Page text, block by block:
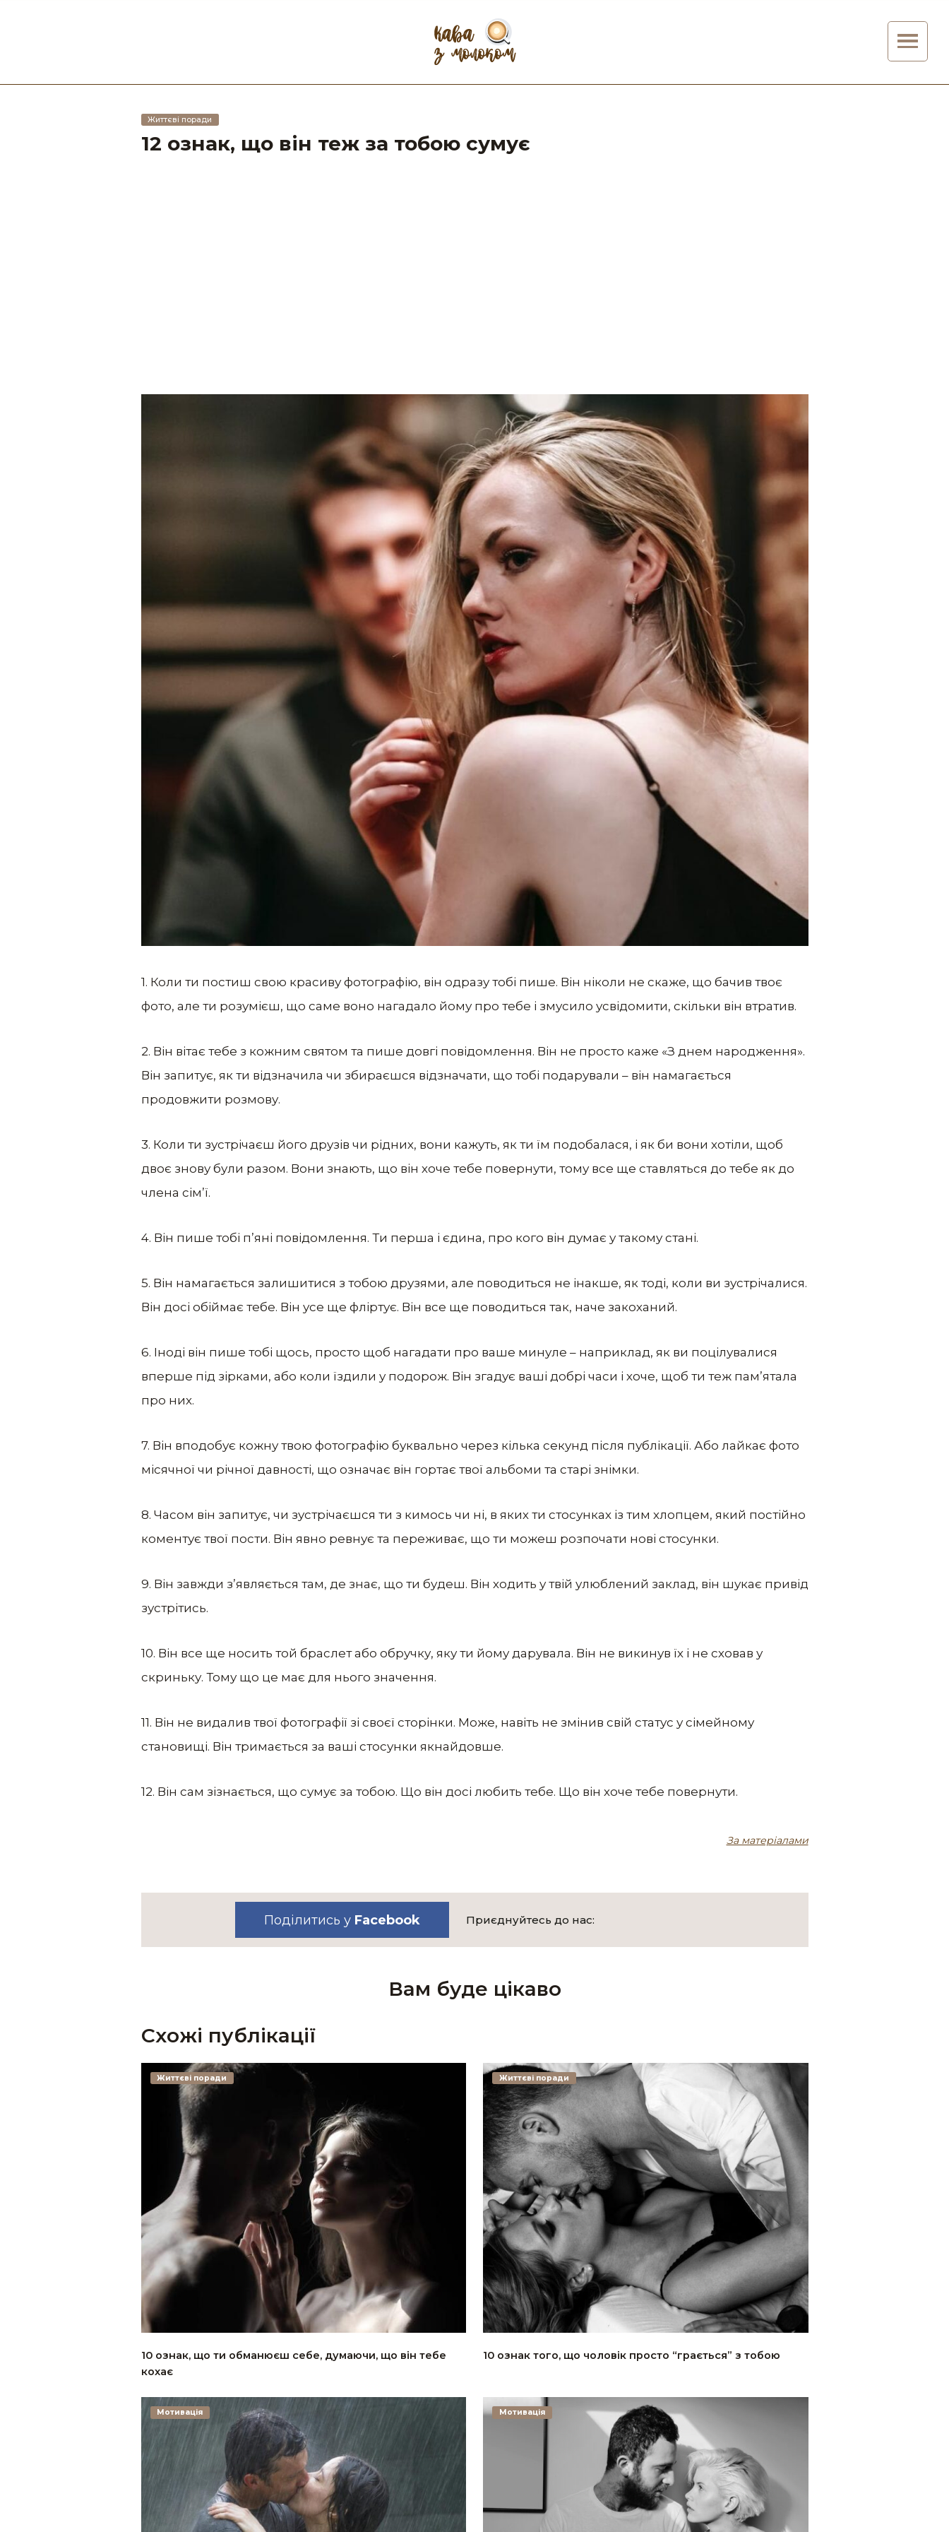
Життєві поради
12 ознак, що він теж за тобою сумує
1. Коли ти постиш свою красиву фотографію, він одразу тобі пише. Він ніколи не скаже, що бачив твоє
фото, але ти розумієш, що саме воно нагадало йому про тебе і змусило усвідомити, скільки він втратив.
2. Він вітає тебе з кожним святом та пише довгі повідомлення. Він не просто каже «З днем ​​народження».
Він запитує, як ти відзначила чи збираєшся відзначати, що тобі подарували – він намагається
продовжити розмову.
3. Коли ти зустрічаєш його друзів чи рідних, вони кажуть, як ти їм подобалася, і як би вони хотіли, щоб
двоє знову були разом. Вони знають, що він хоче тебе повернути, тому все ще ставляться до тебе як до
члена сім’ї.
4. Він пише тобі п’яні повідомлення. Ти перша і єдина, про кого він думає у такому стані.
5. Він намагається залишитися з тобою друзями, але поводиться не інакше, як тоді, коли ви зустрічалися.
Він досі обіймає тебе. Він усе ще фліртує. Він все ще поводиться так, наче закоханий.
6. Іноді він пише тобі щось, просто щоб нагадати про ваше минуле – наприклад, як ви поцілувалися
вперше під зірками, або коли їздили у подорож. Він згадує ваші добрі часи і хоче, щоб ти теж пам’ятала
про них.
7. Він вподобує кожну твою фотографію буквально через кілька секунд після публікації. Або лайкає фото
місячної чи річної давності, що означає він гортає твої альбоми та старі знімки.
8. Часом він запитує, чи зустрічаєшся ти з кимось чи ні, в яких ти стосунках із тим хлопцем, який постійно
коментує твої пости. Він явно ревнує та переживає, що ти можеш розпочати нові стосунки.
9. Він завжди з’являється там, де знає, що ти будеш. Він ходить у твій улюблений заклад, він шукає привід
зустрітись.
10. Він все ще носить той браслет або обручку, яку ти йому дарувала. Він не викинув їх і не сховав у
скриньку. Тому що це має для нього значення.
11. Він не видалив твої фотографії зі своєї сторінки. Може, навіть не змінив свій статус у сімейному
становищі. Він тримається за ваші стосунки якнайдовше.
12. Він сам зізнається, що сумує за тобою. Що він досі любить тебе. Що він хоче тебе повернути.
За матеріалами
Поділитись у Facebook Приєднуйтесь до нас:
Вам буде цікаво
Схожі публікації
10 ознак, що ти обманюєш себе, думаючи, що він тебе
кохає
Життєві поради
10 ознак того, що чоловік просто “грається” з тобою
Життєві поради
Мотивація Мотивація